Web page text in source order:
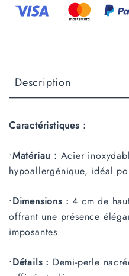
Description
Caractéristiques :
•Matériau : Acier
hypoallergénique, idéal
•Dimensions : 4 cm de
offrant une présence
imposantes.
•Détails : Demi-perle